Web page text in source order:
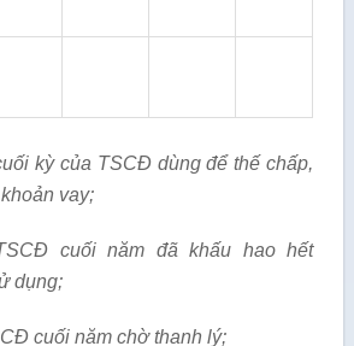
kỳ của TSCĐ dùng để thế chấp,
vay;
cuối năm đã khấu hao hết
dụng;
cuối năm chờ thanh lý;